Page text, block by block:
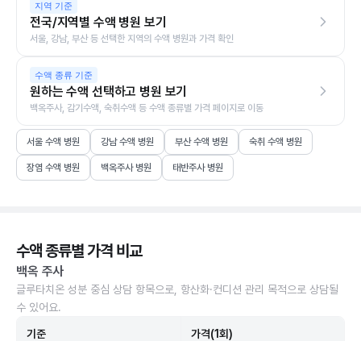
지역 기준
전국/지역별 수액 병원 보기
서울, 강남, 부산 등 선택한 지역의 수액 병원과 가격 확인
수액 종류 기준
원하는 수액 선택하고 병원 보기
백옥주사, 감기수액, 숙취수액 등 수액 종류별 가격 페이지로 이동
서울 수액 병원 강남 수액 병원 부산 수액 병원 숙취 수액 병원
장염 수액 병원 백옥주사 병원 태반주사 병원
수액 종류별 가격 비교
백옥 주사
글루타치온 성분 중심 상담 항목으로, 항산화·컨디션 관리 목적으로 상담될
수 있어요.
기준 가격(1회)